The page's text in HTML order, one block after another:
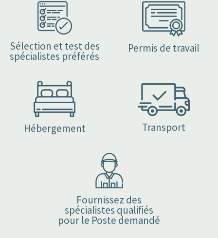
Sélection et test des
spécialistes préférés
Permis de travail
Hébergement Transport
Fournissez des
spécialistes qualifiés
pour le Poste demandé